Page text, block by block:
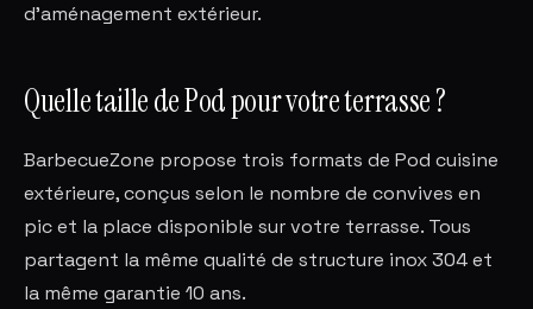
d'aménagement extérieur.
Quelle taille de Pod pour votre terrasse ?
BarbecueZone propose trois formats de Pod cuisine
extérieure, conçus selon le nombre de convives en
pic et la place disponible sur votre terrasse. Tous
partagent la même qualité de structure inox 304 et
la même garantie 10 ans.